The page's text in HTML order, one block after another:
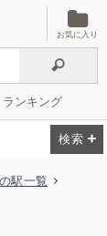
お気に入り
ランキング
駅一覧